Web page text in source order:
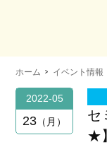
ホーム イベント情報
2022-05
23 月
セ
★